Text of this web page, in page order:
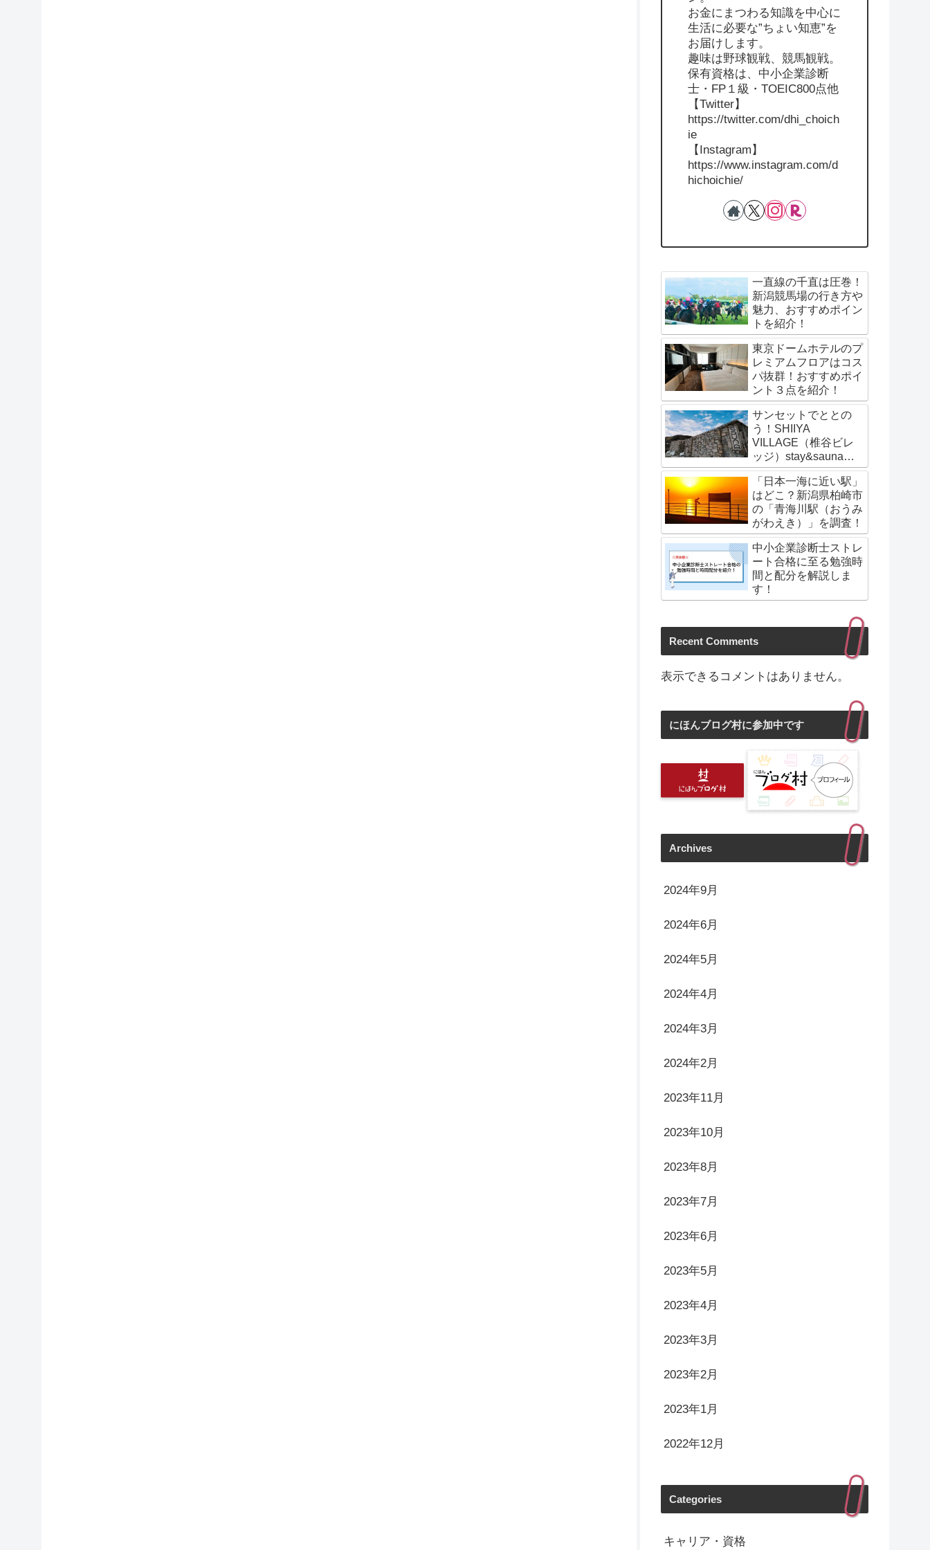
お金にまつわる知識を中心に
生活に必要な”ちょい知恵”を
お届けします。
趣味は野球観戦、競馬観戦。
保有資格は、中小企業診断
士・FP１級・TOEIC800点他
【Twitter】
https://twitter.com/dhi_choich
ie
【Instagram】
https://www.instagram.com/d
hichoichie/
一直線の千直は圧巻！
新潟競馬場の行き方や
魅力、おすすめポイン
トを紹介！
東京ドームホテルのプ
レミアムフロアはコス
パ抜群！おすすめポイ
ント３点を紹介！
サンセットでととの
う！SHIIYA
VILLAGE（椎谷ビレ
ッジ）stay&saunaの
サウナ体験談を紹介！
「日本一海に近い駅」
はどこ？新潟県柏崎市
の「青海川駅（おうみ
がわえき）」を調査！
中小企業診断士ストレ
ート合格に至る勉強時
間と配分を解説しま
す！
Recent Comments
表示できるコメントはありません。
にほんブログ村に参加中です
Archives
2024年9月
2024年6月
2024年5月
2024年4月
2024年3月
2024年2月
2023年11月
2023年10月
2023年8月
2023年7月
2023年6月
2023年5月
2023年4月
2023年3月
2023年2月
2023年1月
2022年12月
Categories
キャリア・資格